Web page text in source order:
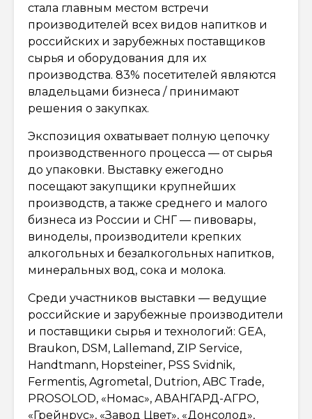
стала главным местом встречи
производителей всех видов напитков и
российских и зарубежных поставщиков
сырья и оборудования для их
производства. 83% посетителей являются
владельцами бизнеса / принимают
решения о закупках.
Экспозиция охватывает полную цепочку
производственного процесса — от сырья
до упаковки. Выставку ежегодно
посещают закупщики крупнейших
производств, а также среднего и малого
бизнеса из России и СНГ — пивовары,
виноделы, производители крепких
алкогольных и безалкогольных напитков,
минеральных вод, сока и молока.
Среди участников выставки — ведущие
российские и зарубежные производители
и поставщики сырья и технологий: GEA,
Braukon, DSM, Lallemand, ZIP Service,
Handtmann, Hopsteiner, PSS Svidnik,
Fermentis, Agrometal, Dutrion, ABC Trade,
PROSOLOD, «Номас», АВАНГАРД-АГРО,
«Грейнрус», «Завод Цвет», «Донсолод»,